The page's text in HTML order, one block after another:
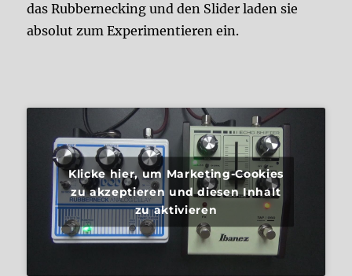
das Rubbernecking und den Slider laden sie
absolut zum Experimentieren ein.
Klicke hier, um Marketing-Cookies
zu akzeptieren und diesen Inhalt
zu aktivieren